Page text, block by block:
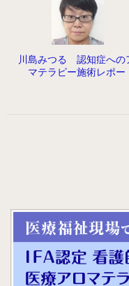
川島みつる 認知症への
マテラピー施術レポー